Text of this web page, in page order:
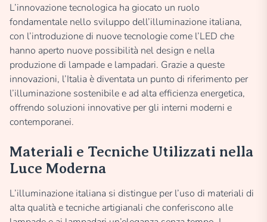
L’innovazione tecnologica ha giocato un ruolo
fondamentale nello sviluppo dell’illuminazione italiana,
con l’introduzione di nuove tecnologie come l’LED che
hanno aperto nuove possibilità nel design e nella
produzione di lampade e lampadari. Grazie a queste
innovazioni, l’Italia è diventata un punto di riferimento per
l’illuminazione sostenibile e ad alta efficienza energetica,
offrendo soluzioni innovative per gli interni moderni e
contemporanei.
Materiali e Tecniche Utilizzati nella
Luce Moderna
L’illuminazione italiana si distingue per l’uso di materiali di
alta qualità e tecniche artigianali che conferiscono alle